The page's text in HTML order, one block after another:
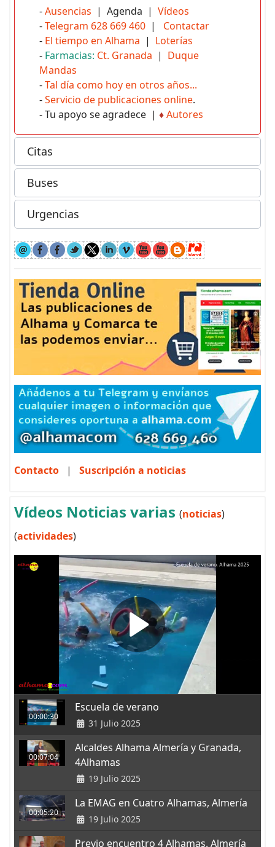
-Ausencias | Agenda | Vídeos
-Telegram 628 669 460 | Contactar
- El tiempo en Alhama | Loterías
- Farmacias: Ct. Granada | Duque
Mandas
-Tal día como hoy en otros años...
-Servicio de publicaciones online.
- Tu apoyo se agradece | ♦Autores
Citas
Buses
Urgencias
Contacto | Suscripción a noticias
Vídeos Noticias varias (noticias)
(actividades)
00:00:30
Escuela de verano
31 Julio 2025
00:07:04
Alcaldes Alhama Almería y Granada,
4Alhamas
19 Julio 2025
00:05:20
La EMAG en Cuatro Alhamas, Almería
19 Julio 2025
Previo encuentro 4 Alhamas. Almería